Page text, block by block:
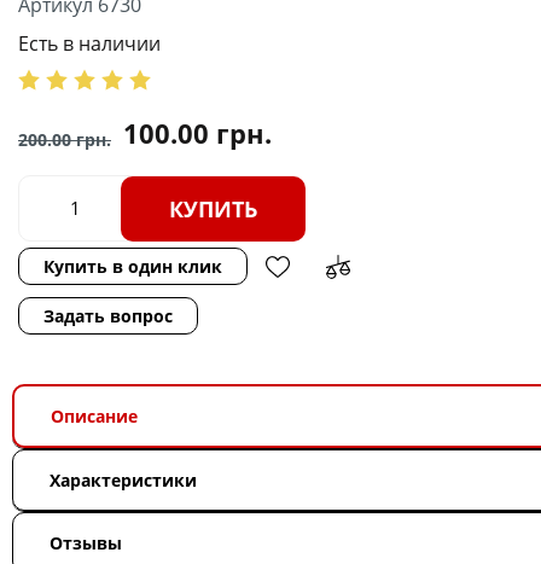
Есть в наличии
200.00грн. 100.00 грн.
КУПИТЬ
Купить в один клик
Задать вопрос
Описание
Характеристики
Отзывы